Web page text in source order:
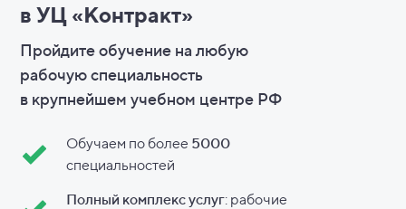
в УЦ «Контракт»
Пройдите обучение на любую
рабочую специальность
в крупнейшем учебном центре РФ
Обучаем по более 5000
специальностей
Полный комплекс услуг: рабочие